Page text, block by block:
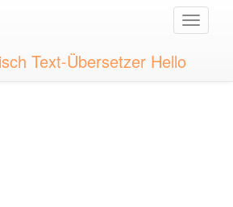
Toggle
Text-Übersetzer Hello